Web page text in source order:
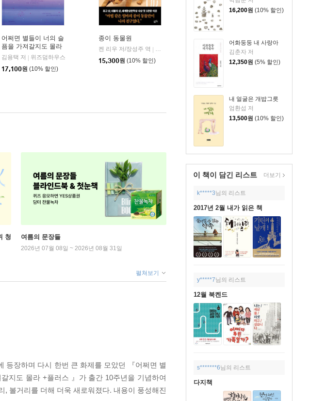
16,200원 (10% 할인)
어화둥둥 내 사랑아
김춘자 저
12,350원 (5% 할인)
내 얼굴은 개밥그릇
엄환섭 저
13,500원 (10% 할인)
이 책이 담긴 리스트 더보기
k*****3님의 리스트
2017년 2월 내가 읽은 책
y*****7님의 리스트
12월 북켄드
s*******6님의 리스트
다지책
| 창비
어쩌면 별들이 너의 슬
픔을 가져갈지도 몰라
(출간 10주년 기념 리커
버 양장 에디션)
김용택 저
위즈덤하우스
17,100원 (10% 할인)
종이 동물원
켄 리우 저/장성주 역
황금가지
15,300원 (10% 할인)
청
여름의 문장들
2026년 07월 08일 ~ 2026년 08월 31일
펼쳐보기
등장하며 다시 한번 큰 화제를 모았던 『어쩌면 별
지도 몰라 +플러스 』가 출간 10주년을 기념하여
볼거리를 더해 더욱 새로워졌다. 내용이 풍성해진